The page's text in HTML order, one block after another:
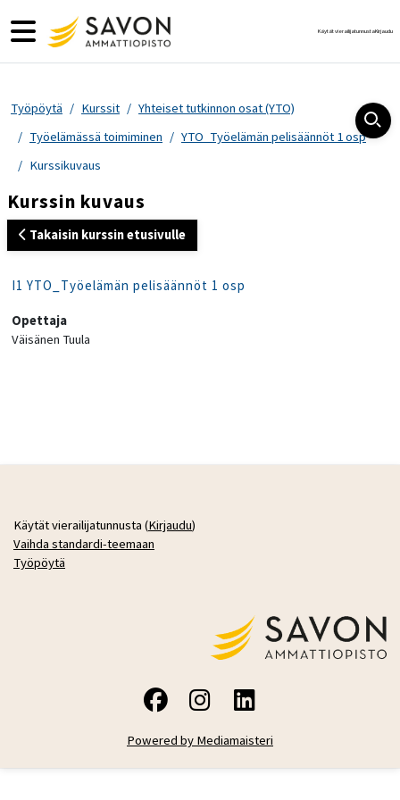
Sivupaneeli Käytät vierailijatunnustaKirjaudu
Työpöytä Kurssit
Yhteiset tutkinnon osat (YTO)
Työelämässä toimiminen
YTO_Työelämän pelisäännöt 1 osp
Kurssikuvaus
Kurssin kuvaus
Takaisin kurssin etusivulle
I1 YTO_Työelämän pelisäännöt 1 osp
Opettaja
Väisänen Tuula
Käytät vierailijatunnusta (Kirjaudu)
Vaihda standardi-teemaan
Työpöytä
Powered by Mediamaisteri